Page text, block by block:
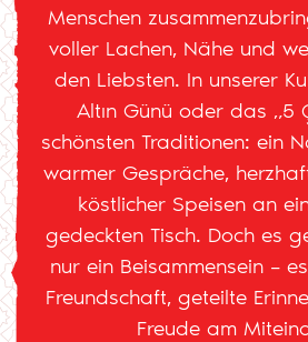
Menschen
voller Lachen, Nähe und
den Liebsten. In unserer
Altın Günü oder das „5
schönsten Traditionen: ein
warmer Gespräche,
köstlicher Speisen an
gedeckten Tisch. Doch es
nur ein Beisammensein –
Freundschaft, geteilte
Freude am